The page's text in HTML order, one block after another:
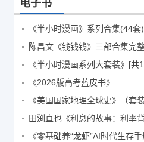
电子书
《半小时漫画》系列合集(44套)
《半小时漫画系列大套装》[共
《2026版高考蓝皮书》
《美国国家地理全球史》（套
田渕直也《利息的故事：利率
《零基础养“龙虾”AI时代生存手